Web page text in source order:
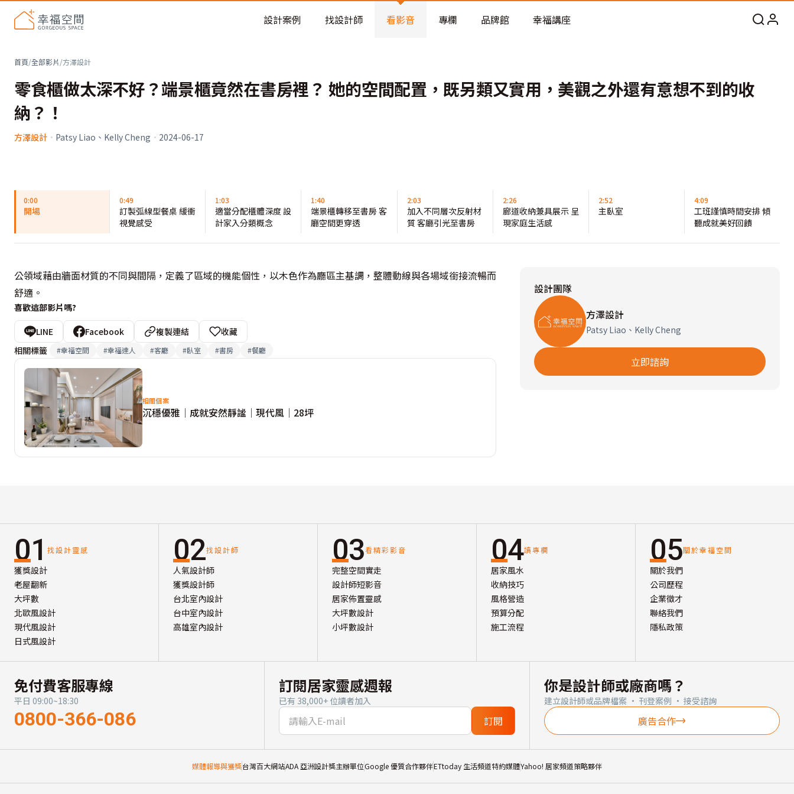
老屋預算分配與高 CP 值煥新術
設計案例 找設計師 看影音 專欄 品牌館 幸福講座
首頁/全部影片/方澤設計
零食櫃做太深不好？端景櫃竟然在書房裡？ 她的空間配置，既另類又實用，美觀之外還有意想不到的收
納？！
方澤設計 · Patsy Liao、Kelly Cheng · 2024-06-17
0:00
開場
0:49
訂製弧線型餐桌 緩衝
視覺感受
1:03
適當分配櫃體深度 設
計家入分類概念
1:40
端景櫃轉移至書房 客
廳空間更穿透
2:03
加入不同層次反射材
質 客廳引光至書房
2:26
廊道收納兼具展示 呈
現家庭生活感
2:52
主臥室
4:09
工班謹慎時間安排 傾
聽成就美好回饋
公領域藉由牆面材質的不同與間隔，定義了區域的機能個性，以木色作為廳區主基調，整體動線與各場域銜接流暢而
舒適。
喜歡這部影片嗎?
LINE Facebook 複製連結
收藏
相關標籤
#幸福空間 #幸福達人 #客廳 #臥室 #書房 #餐廳
相關個案
沉穩優雅│成就安然靜謐│現代風│28坪
設計團隊
方澤設計
Patsy Liao、Kelly Cheng
立即諮詢
01 找設計靈感
獲獎設計
老屋翻新
大坪數
北歐風設計
現代風設計
日式風設計
02找設計師
人氣設計師
獲獎設計師
台北室內設計
台中室內設計
高雄室內設計
03看精彩影音
完整空間實走
設計師短影音
居家佈置靈感
大坪數設計
小坪數設計
04讀專欄
居家風水
收納技巧
風格營造
預算分配
施工流程
05關於幸福空間
關於我們
公司歷程
企業徵才
聯絡我們
隱私政策
免付費客服專線
平日 09:00~18:30
0800-366-086
訂閱居家靈感週報
已有 38,000+ 位讀者加入
訂閱
你是設計師或廠商嗎？
建立設計師或品牌檔案 · 刊登案例 · 接受諮詢
廣告合作
媒體報導與獲獎台灣百大網站ADA 亞洲設計獎主辦單位Google 優質合作夥伴ETtoday 生活頻道特約媒體Yahoo! 居家頻道策略夥伴